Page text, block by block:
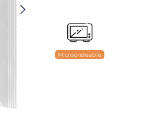
Microondeable